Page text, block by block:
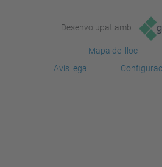
Desenvolupat amb
Mapa del lloc
Avís legal